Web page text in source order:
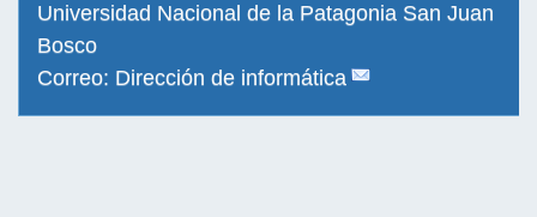
Universidad Nacional de la Patagonia San Juan
Bosco
Correo: Dirección de informática